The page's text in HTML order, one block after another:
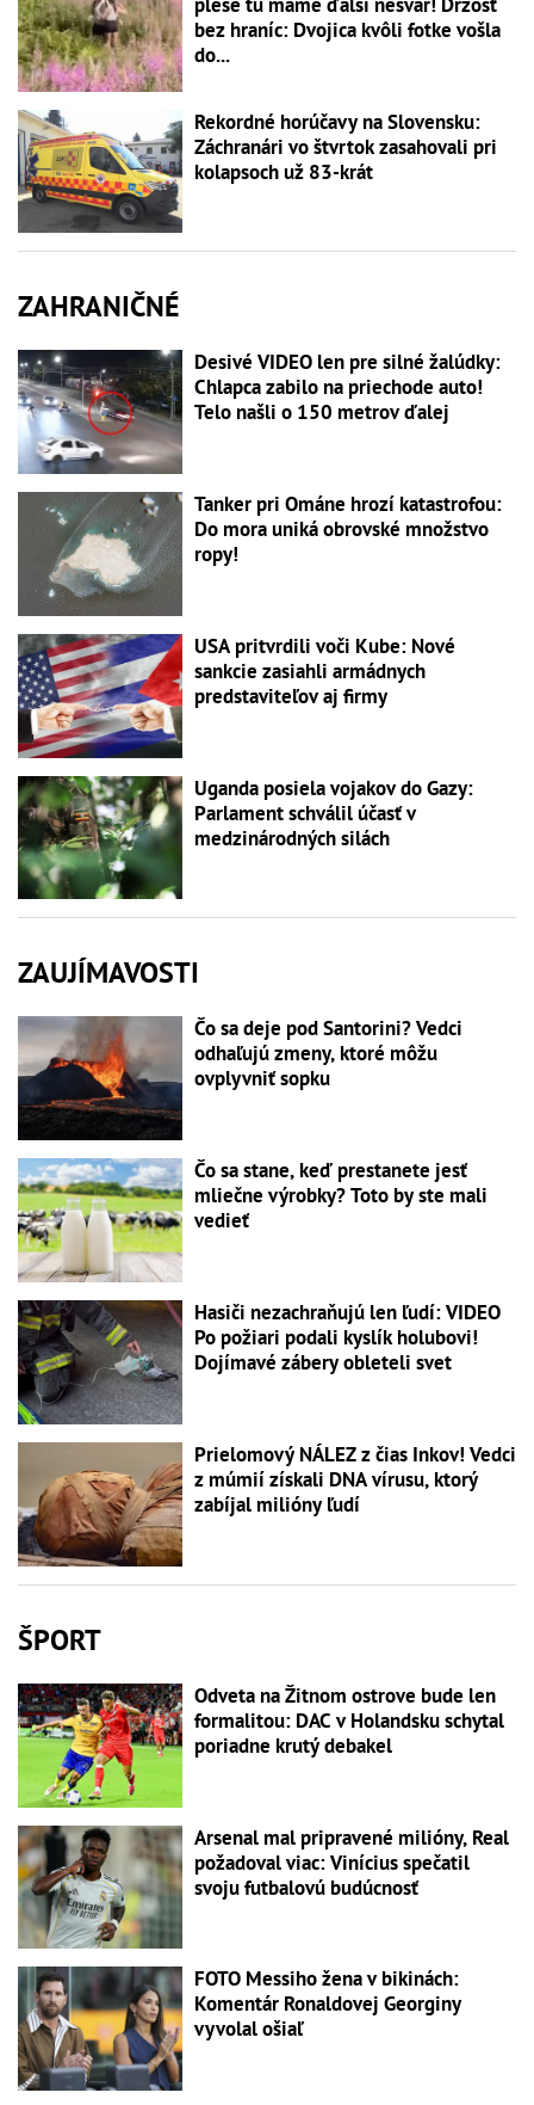
bez hraníc: Dvojica kvôli fotke vošla
do...
Rekordné horúčavy na Slovensku:
Záchranári vo štvrtok zasahovali pri
kolapsoch už 83-krát
ZAHRANIČNÉ
Desivé VIDEO len pre silné žalúdky:
Chlapca zabilo na priechode auto!
Telo našli o 150 metrov ďalej
Tanker pri Ománe hrozí katastrofou:
Do mora uniká obrovské množstvo
ropy!
USA pritvrdili voči Kube: Nové
sankcie zasiahli armádnych
predstaviteľov aj firmy
Uganda posiela vojakov do Gazy:
Parlament schválil účasť v
medzinárodných silách
ZAUJÍMAVOSTI
Čo sa deje pod Santorini? Vedci
odhaľujú zmeny, ktoré môžu
ovplyvniť sopku
Čo sa stane, keď prestanete jesť
mliečne výrobky? Toto by ste mali
vedieť
Hasiči nezachraňujú len ľudí: VIDEO
Po požiari podali kyslík holubovi!
Dojímavé zábery obleteli svet
Prielomový NÁLEZ z čias Inkov! Vedci
z múmií získali DNA vírusu, ktorý
zabíjal milióny ľudí
ŠPORT
Odveta na Žitnom ostrove bude len
formalitou: DAC v Holandsku schytal
poriadne krutý debakel
Arsenal mal pripravené milióny, Real
požadoval viac: Vinícius spečatil
svoju futbalovú budúcnosť
FOTO Messiho žena v bikinách:
Komentár Ronaldovej Georginy
vyvolal ošiaľ